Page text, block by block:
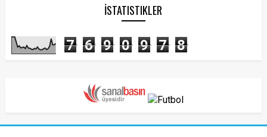
İSTATISTIKLER
7 6 9 0 9 7 8